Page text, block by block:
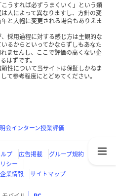
うすれば必ずうまくいく」という類
人によって異なりますし、方針の変
と大幅に変更される場合もありえま
採用過程に対する感じ方は主観的な
るからといってかならずしもあなた
ませんし、ここで評価の高くない企
はずです。
性について当サイトは保証しかねま
て参考程度にとどめてください。
会インターン授業評価
プ 広告掲載
グループ規約
シー
企業情報 サイトマップ